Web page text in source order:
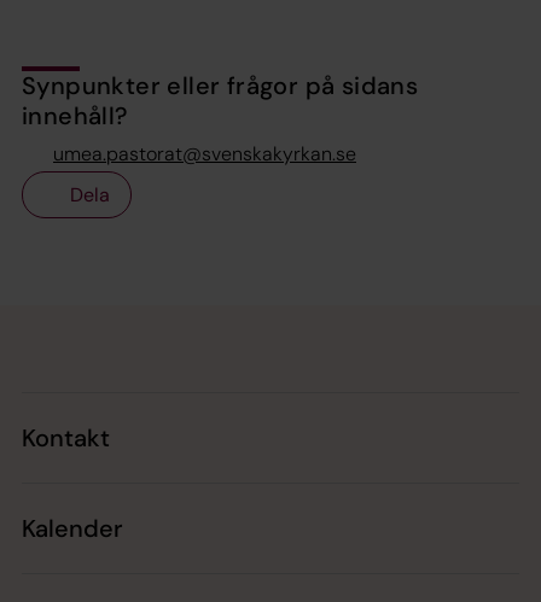
Synpunkter eller frågor på sidans
innehåll?
umea.pastorat@svenskakyrkan.se
Dela
Kontakt
Kalender